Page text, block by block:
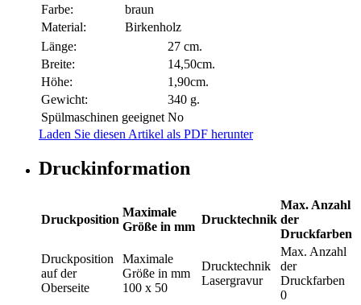
Farbe:
braun
Material:
Birkenholz
Länge:
27 cm.
Breite:
14,50cm.
Höhe:
1,90cm.
Gewicht:
340 g.
Spülmaschinen geeignet No
Laden Sie diesen Artikel als PDF herunter
Druckinformation
Druckposition
Maximale
Größe in mm
Drucktechnik
Max. Anzahl
der
Druckfarben
Druckposition
auf der
Oberseite
Maximale
Größe in mm
100 x 50
Drucktechnik
Lasergravur
Max. Anzahl
der
Druckfarben
0